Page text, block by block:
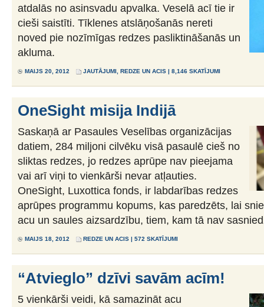
atdalās no asinsvadu apvalka. Veselā acī tie ir
cieši saistīti. Tīklenes atslāņošanās nereti
noved pie nozīmīgas redzes pasliktināšanās un
akluma.
MAIJS 20, 2012 JAUTĀJUMI REDZE UN ACIS | 8,146 SKATĪJUMI
OneSight misija Indijā
Saskaņā ar Pasaules Veselības organizācijas
datiem, 284 miljoni cilvēku visā pasaulē cieš no
sliktas redzes, jo redzes aprūpe nav pieejama
vai arī viņi to vienkārši nevar atļauties.
OneSight, Luxottica fonds, ir labdarības redzes
aprūpes programmu kopums, kas paredzēts, lai
acu un saules aizsardzību, tiem, kam tā nav
MAIJS 18, 2012 REDZE UN ACIS | 572 SKATĪJUMI
“Atvieglo” dzīvi savām acīm!
5 vienkārši veidi, kā samazināt acu